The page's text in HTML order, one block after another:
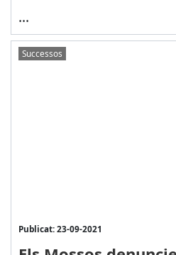
...
Successos
Publicat: 23-09-2021